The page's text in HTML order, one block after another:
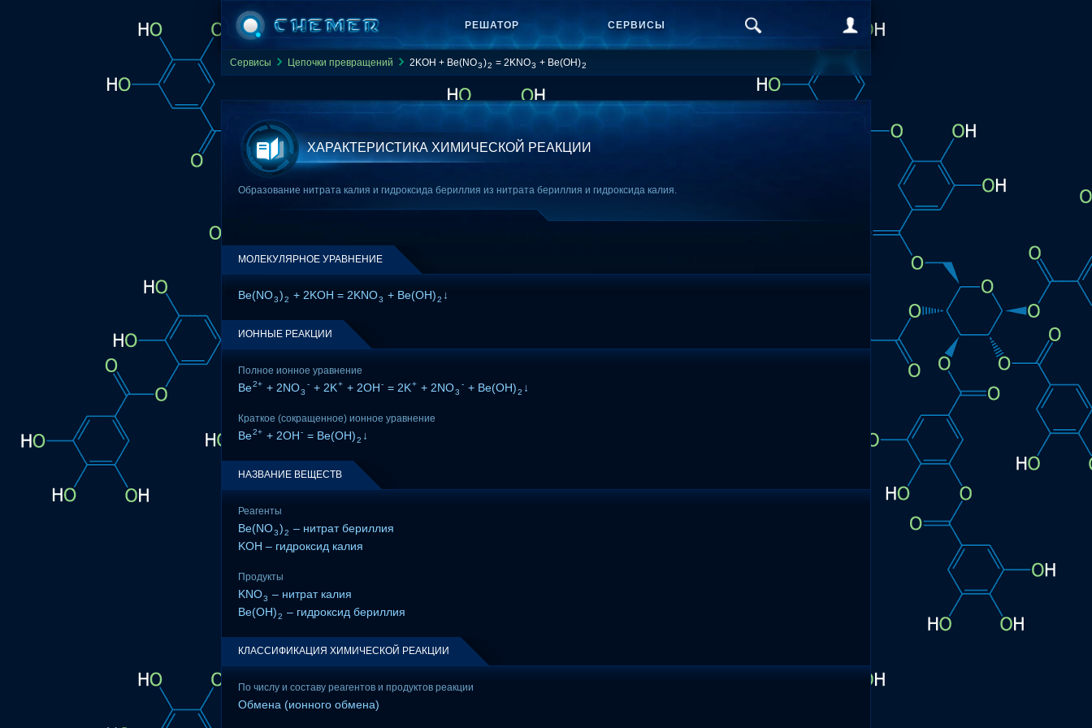
РЕШАТОР СЕРВИСЫ
Сервисы Цепочки превращений 2KOH + Be(NO3)2 = 2KNO3 + Be(OH)2
ХАРАКТЕРИСТИКА ХИМИЧЕСКОЙ РЕАКЦИИ
Образование нитрата калия и гидроксида бериллия из нитрата бериллия и гидроксида калия.
МОЛЕКУЛЯРНОЕ УРАВНЕНИЕ
Be(NO3)2 + 2KOH = 2KNO3 + Be(OH)2 ↓
ИОННЫЕ РЕАКЦИИ
Полное ионное уравнение
Be2+ + 2NO3
- + 2K+ + 2OH- = 2K+ + 2NO3
- + Be(OH)2 ↓
Краткое (сокращенное) ионное уравнение
Be2+ + 2OH- = Be(OH)2 ↓
НАЗВАНИЕ ВЕЩЕСТВ
Реагенты
Be(NO3)2 – нитрат бериллия
KOH – гидроксид калия
Продукты
KNO3 – нитрат калия
Be(OH)2 – гидроксид бериллия
КЛАССИФИКАЦИЯ ХИМИЧЕСКОЙ РЕАКЦИИ
По числу и составу реагентов и продуктов реакции
Обмена (ионного обмена)